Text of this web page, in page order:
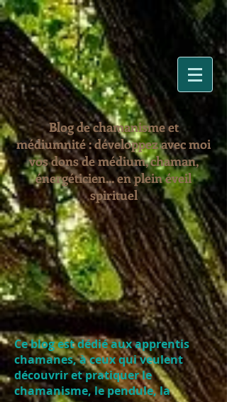
Blog de chamanisme et
médiumnité : développez avec moi
vos dons de médium, chaman,
énergéticien... en plein éveil
spirituel
Ce blog est dédié aux apprentis
chamanes, à ceux qui veulent
découvrir et pratiquer le
chamanisme, le pendule, la